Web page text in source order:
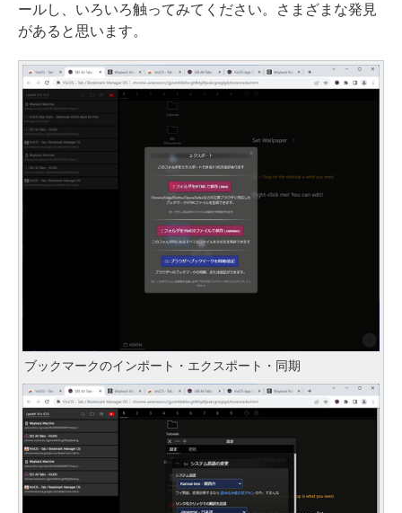
ールし、いろいろ触ってみてください。さまざまな発見
があると思います。
ブックマークのインポート・エクスポート・同期